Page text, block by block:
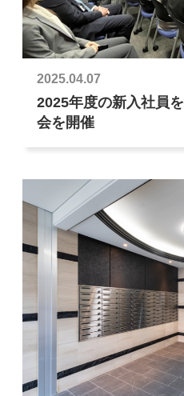
2025.04.07
2025年度の新入社員
会を開催